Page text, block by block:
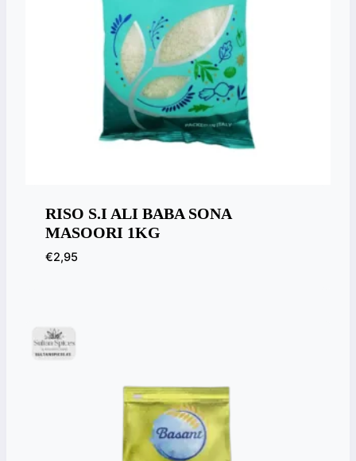
RISO S.I ALI BABA SONA
MASOORI 1KG
€2,95